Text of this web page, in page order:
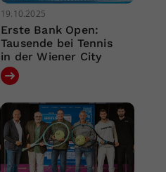
19.10.2025
Erste Bank Open:
Tausende bei Tennis
in der Wiener City